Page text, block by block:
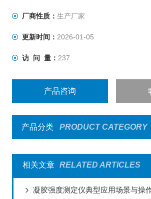
厂商性质： 生产厂家
更新时间： 2026-01-05
访 问 量： 237
产品咨询
产品分类 PRODUCT CATEGORY
相关文章 RELATED ARTICLES
凝胶强度测定仪典型应用场景与操